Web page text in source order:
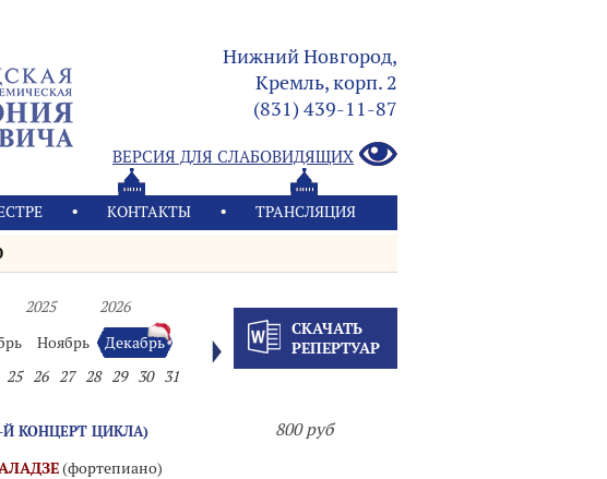
Нижний Новгород,
Кремль, корп. 2
(831) 439-11-87
ВЕРСИЯ ДЛЯ СЛАБОВИДЯЩИХ
КОНТАКТЫ ТРАНСЛЯЦИЯ
2025
2026
Ноябрь
Декабрь
25 26 27 28 29 30 31
СКАЧАТЬ
РЕПЕРТУАР
Й КОНЦЕРТ ЦИКЛА)
(фортепиано)
800 руб